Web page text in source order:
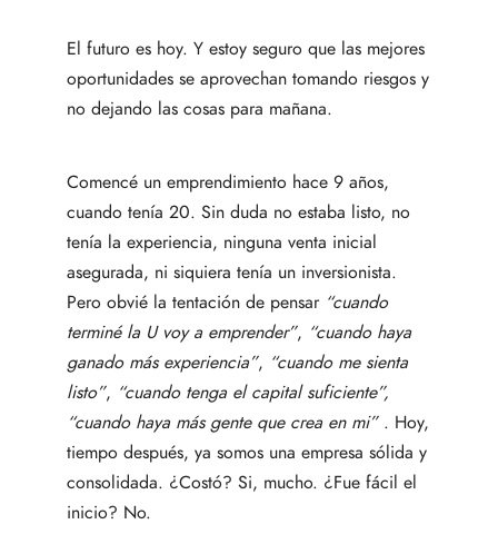
El futuro es hoy. Y estoy seguro que las mejores
oportunidades se aprovechan tomando riesgos y
no dejando las cosas para mañana.
Comencé un emprendimiento hace 9 años,
cuando tenía 20. Sin duda no estaba listo, no
tenía la experiencia, ninguna venta inicial
asegurada, ni siquiera tenía un inversionista.
Pero obvié la tentación de pensar “cuando
terminé la U voy a emprender”, “cuando haya
ganado más experiencia”, “cuando me sienta
listo”, “cuando tenga el capital suficiente”,
“cuando haya más gente que crea en mi”. Hoy,
tiempo después, ya somos una empresa sólida y
consolidada. ¿Costó? Si, mucho. ¿Fue fácil el
inicio? No.